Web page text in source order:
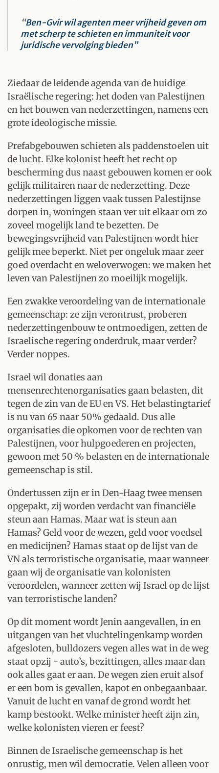
“Ben-Gvir wil agenten meer vrijheid geven om
met scherp te schieten en immuniteit voor
juridische vervolging bieden”
Ziedaar de leidende agenda van de huidige
Israëlische regering: het doden van Palestijnen
en het bouwen van nederzettingen, namens een
grote ideologische missie.
Prefabgebouwen schieten als paddenstoelen uit
de lucht. Elke kolonist heeft het recht op
bescherming dus naast gebouwen komen er ook
gelijk militairen naar de nederzetting. Deze
nederzettingen liggen vaak tussen Palestijnse
dorpen in, woningen staan ver uit elkaar om zo
zoveel mogelijk land te bezetten. De
bewegingsvrijheid van Palestijnen wordt hier
gelijk mee beperkt. Niet per ongeluk maar zeer
goed overdacht en weloverwogen: we maken het
leven van Palestijnen zo moeilijk mogelijk.
Een zwakke veroordeling van de internationale
gemeenschap: ze zijn verontrust, proberen
nederzettingenbouw te ontmoedigen, zetten de
Israelische regering onderdruk, maar verder?
Verder noppes.
Israel wil donaties aan
mensenrechtenorganisaties gaan belasten, dit
tegen de zin van de EU en VS. Het belastingtarief
is nu van 65 naar 50% gedaald. Dus alle
organisaties die opkomen voor de rechten van
Palestijnen, voor hulpgoederen en projecten,
gewoon met 50 % belasten en de internationale
gemeenschap is stil.
Ondertussen zijn er in Den-Haag twee mensen
opgepakt, zij worden verdacht van financiële
steun aan Hamas. Maar wat is steun aan
Hamas? Geld voor de wezen, geld voor voedsel
en medicijnen? Hamas staat op de lijst van de
VN als terroristische organisatie, maar wanneer
gaan wij de organisatie van kolonisten
veroordelen, wanneer zetten wij Israel op de lijst
van terroristische landen?
Op dit moment wordt Jenin aangevallen, in en
uitgangen van het vluchtelingenkamp worden
afgesloten, bulldozers vegen alles wat in de weg
staat opzij - auto’s, bezittingen, alles maar dan
ook alles gaat er aan. De wegen zien eruit alsof
er een bom is gevallen, kapot en onbegaanbaar.
Vanuit de lucht en vanaf de grond wordt het
kamp bestookt. Welke minister heeft zijn zin,
welke kolonisten vieren er feest?
Binnen de Israelische gemeenschap is het
onrustig, men wil democratie. Velen alleen voor